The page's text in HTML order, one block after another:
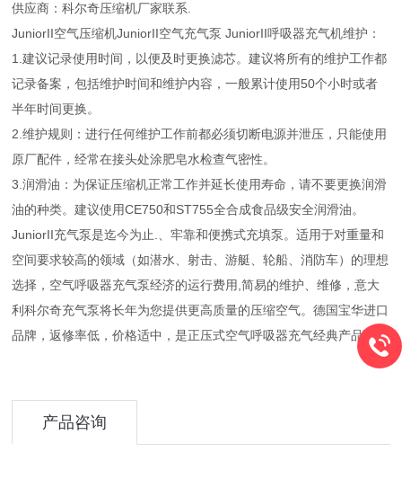
供应商：科尔奇压缩机厂家联系.
JuniorII空气压缩机JuniorII空气充气泵 JuniorII呼吸器充气机维护：
1.建议记录使用时间，以便及时更换滤芯。建议将所有的维护工作都
记录备案，包括维护时间和维护内容，一般累计使用50个小时或者
半年时间更换。
2.维护规则：进行任何维护工作前都必须切断电源并泄压，只能使用
原厂配件，经常在接头处涂肥皂水检查气密性。
3.润滑油：为保证压缩机正常工作并延长使用寿命，请不要更换润滑
油的种类。建议使用CE750和ST755全合成食品级安全润滑油。
JuniorII充气泵是迄今为止.、牢靠和便携式充填泵。适用于对重量和
空间要求较高的领域（如潜水、射击、游艇、轮船、消防车）的理想
选择，空气呼吸器充气泵经济的运行费用,简易的维护、维修，意大
利科尔奇充气泵将长年为您提供更高质量的压缩空气。德国宝华进口
品牌，返修率低，价格适中，是正压式空气呼吸器充气经典产品。
产品咨询